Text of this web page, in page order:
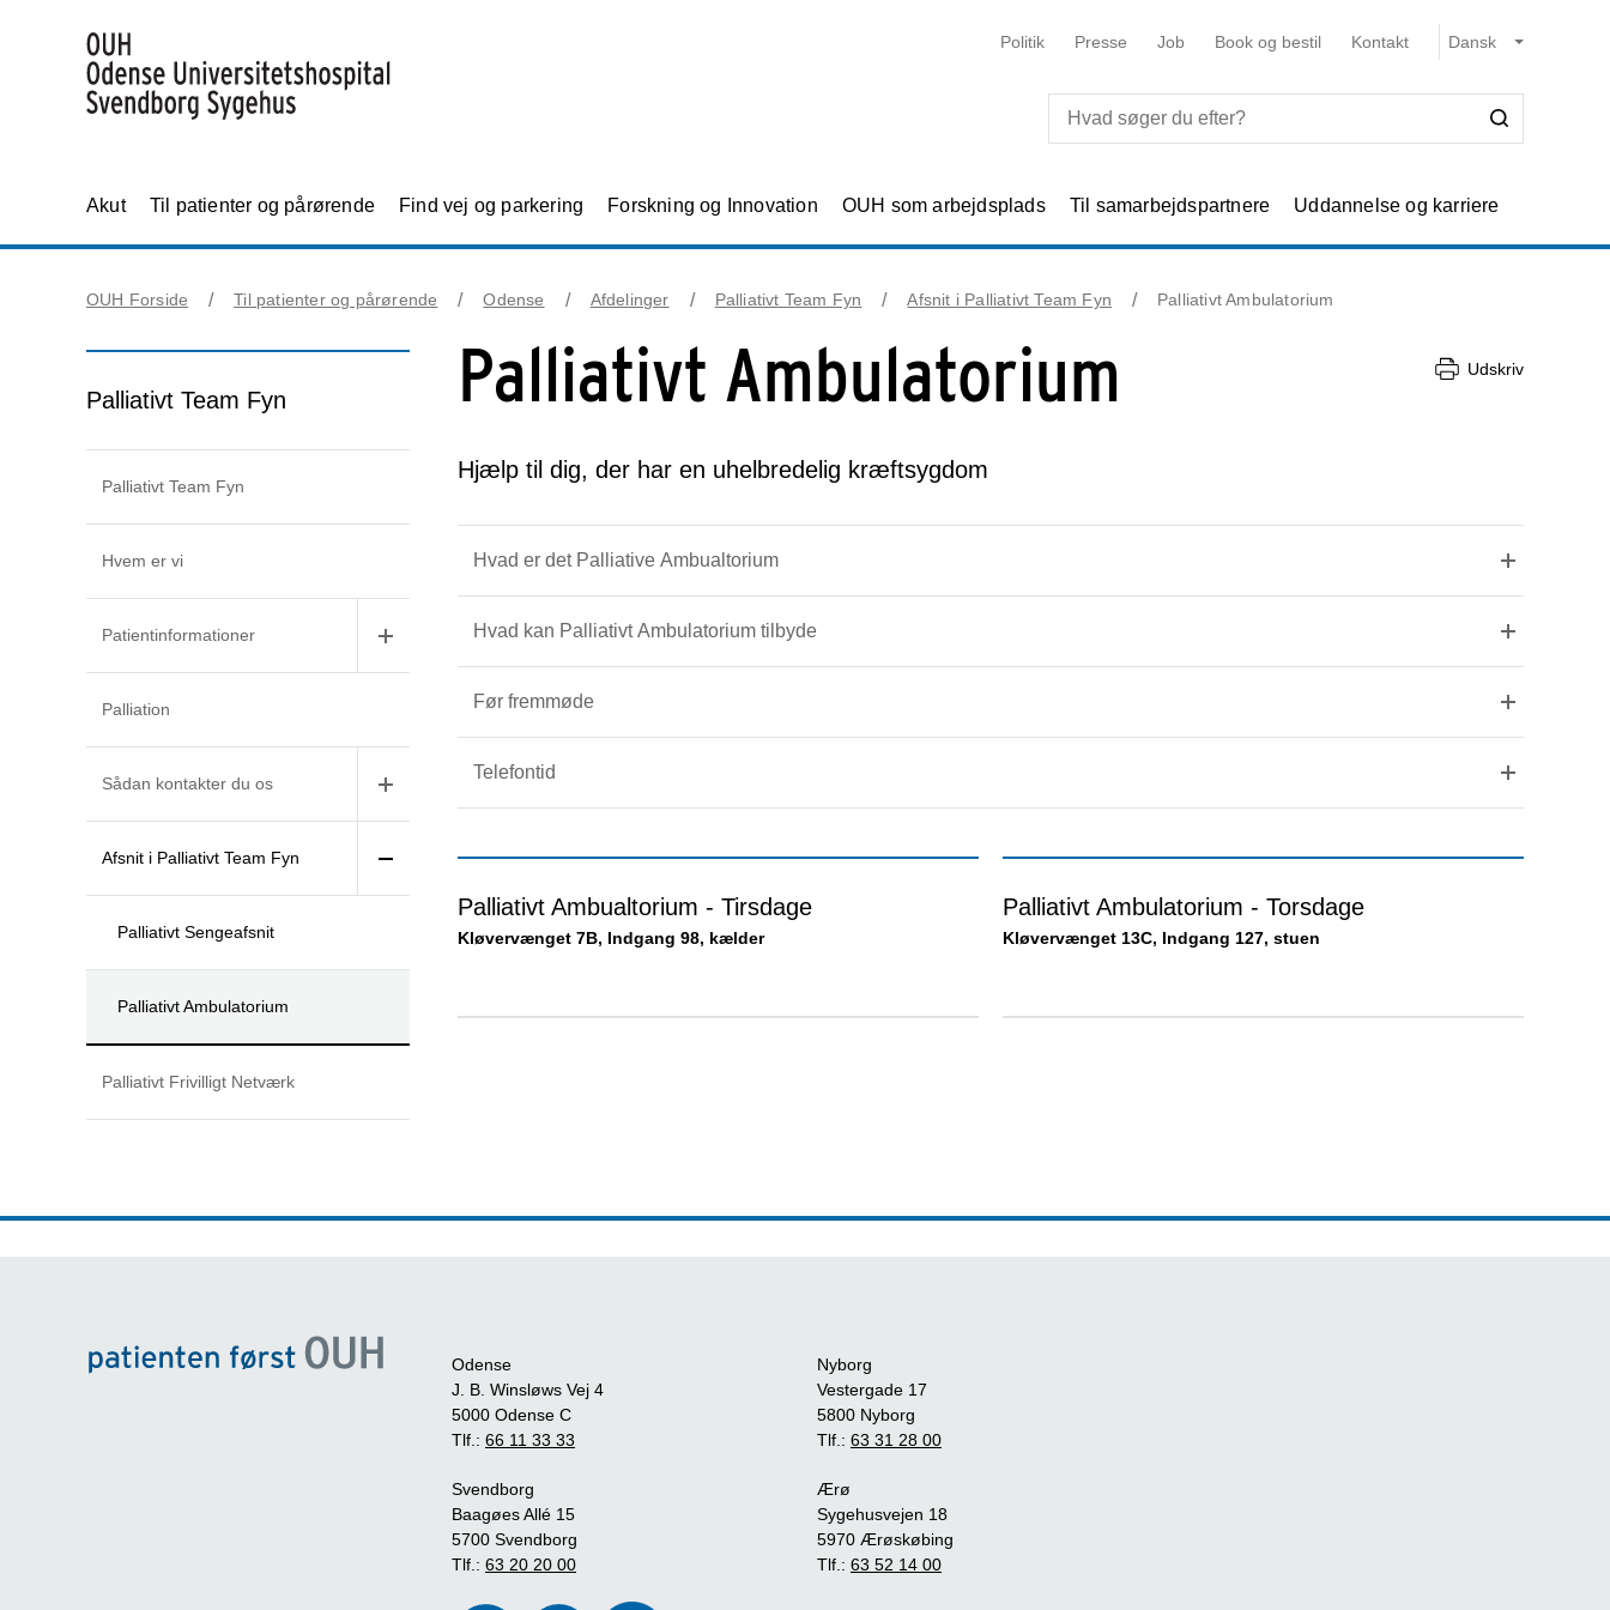
Politik Presse Job Book og bestil Kontakt
Akut Til patienter og pårørende Find vej og parkering Forskning og Innovation OUH som arbejdsplads Til samarbejdspartnere Uddannelse og karriere
OUH Forside Til patienter og pårørende Odense Afdelinger Palliativt Team Fyn Afsnit i Palliativt Team Fyn Palliativt Ambulatorium
Palliativt Team Fyn
Palliativt Team Fyn
Hvem er vi
Patientinformationer
Palliation
Sådan kontakter du os
Afsnit i Palliativt Team Fyn
Palliativt Sengeafsnit
Palliativt Ambulatorium
Palliativt Frivilligt Netværk
Palliativt Ambulatorium Udskriv
Hjælp til dig, der har en uhelbredelig kræftsygdom
Hvad er det Palliative Ambualtorium
Hvad kan Palliativt Ambulatorium tilbyde
Før fremmøde
Telefontid
Palliativt Ambualtorium - Tirsdage
Kløvervænget 7B, Indgang 98, kælder
Palliativt Ambulatorium - Torsdage
Kløvervænget 13C, Indgang 127, stuen
Odense
J. B. Winsløws Vej 4
5000 Odense C
Tlf.: 66 11 33 33
Svendborg
Baagøes Allé 15
5700 Svendborg
Tlf.: 63 20 20 00
Nyborg
Vestergade 17
5800 Nyborg
Tlf.: 63 31 28 00
Ærø
Sygehusvejen 18
5970 Ærøskøbing
Tlf.: 63 52 14 00